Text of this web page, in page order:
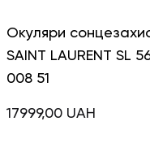
Окуляри
SAINT LAURENT SL
008 51
17999,00 UAH